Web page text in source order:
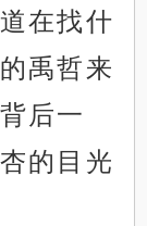
在找什
禹哲来
后一
的目光